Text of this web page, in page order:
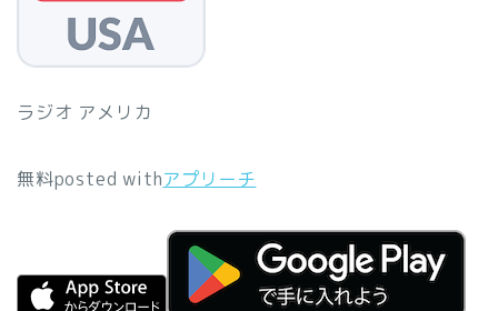
ラジオ アメリカ
無料posted withアプリーチ